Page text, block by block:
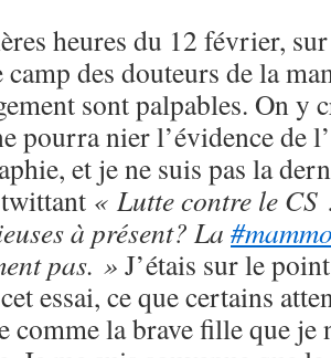
heures du 12 février,
camp des douteurs de la
sont palpables. On y
pourra nier l’évidence de
et je ne suis pas la
« Lutte contre le
à présent? La
pas. » J’étais sur le
essai, ce que certains
comme la brave fille que je